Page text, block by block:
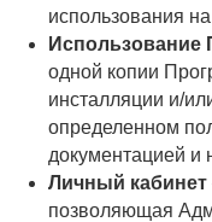
использования
одной копии
инсталляции и/
определенном
документацией
Личный кабинет
позволяющая